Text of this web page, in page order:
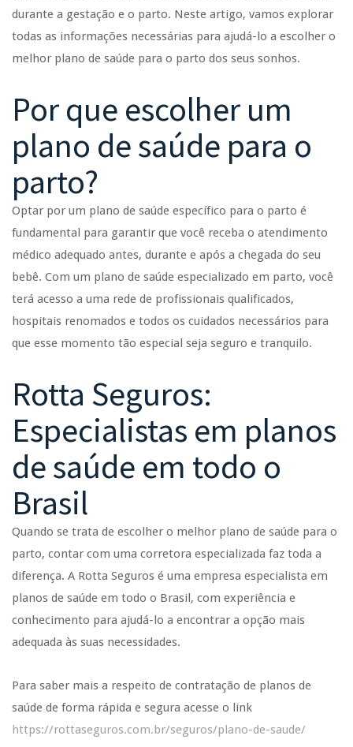
durante a gestação e o parto. Neste artigo, vamos explorar
todas as informações necessárias para ajudá-lo a escolher o
melhor plano de saúde para o parto dos seus sonhos.
Por que escolher um
plano de saúde para o
parto?
Optar por um plano de saúde específico para o parto é
fundamental para garantir que você receba o atendimento
médico adequado antes, durante e após a chegada do seu
bebê. Com um plano de saúde especializado em parto, você
terá acesso a uma rede de profissionais qualificados,
hospitais renomados e todos os cuidados necessários para
que esse momento tão especial seja seguro e tranquilo.
Rotta Seguros:
Especialistas em planos
de saúde em todo o
Brasil
Quando se trata de escolher o melhor plano de saúde para o
parto, contar com uma corretora especializada faz toda a
diferença. A Rotta Seguros é uma empresa especialista em
planos de saúde em todo o Brasil, com experiência e
conhecimento para ajudá-lo a encontrar a opção mais
adequada às suas necessidades.
Para saber mais a respeito de contratação de planos de
saúde de forma rápida e segura acesse o link
https://rottaseguros.com.br/seguros/plano-de-saude/